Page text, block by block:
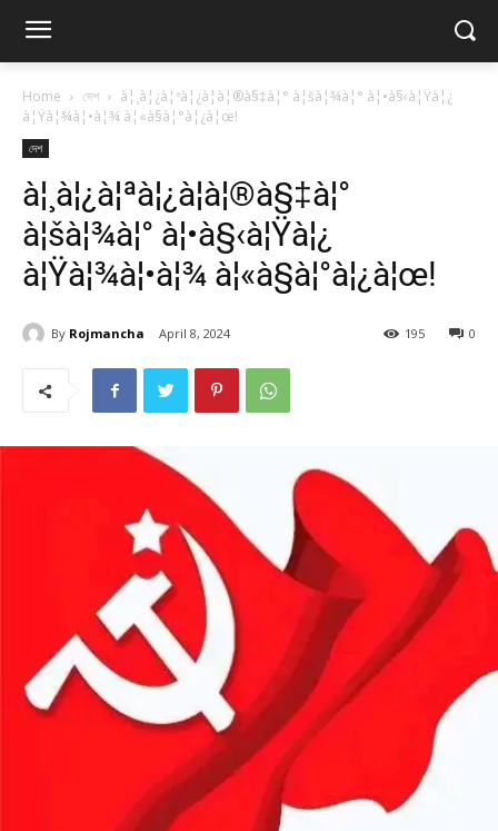
Home দেশ
à¦¸à¦¿à¦ªà¦¿à¦à¦®à§‡à¦° à¦šà¦¾à¦° à¦•à§‹à¦Ÿà¦¿
à¦Ÿà¦¾à¦•à¦¾ à¦«à§à¦°à¦¿à¦œ!
দেশ
à¦¸à¦¿à¦ªà¦¿à¦à¦®à§‡à¦°
à¦šà¦¾à¦° à¦•à§‹à¦Ÿà¦¿
à¦Ÿà¦¾à¦•à¦¾ à¦«à§à¦°à¦¿à¦œ!
By Rojmancha April 8, 2024 0
195